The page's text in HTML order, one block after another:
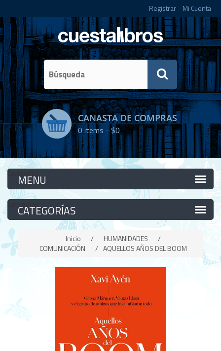
Registrar Mi Cuenta
CANASTA DE COMPRAS
0items -$0
Categorías
Categorías
Inicio / HUMANIDADES
/
COMUNICACIÓN
/ AQUELLOS AÑOS DEL BOOM